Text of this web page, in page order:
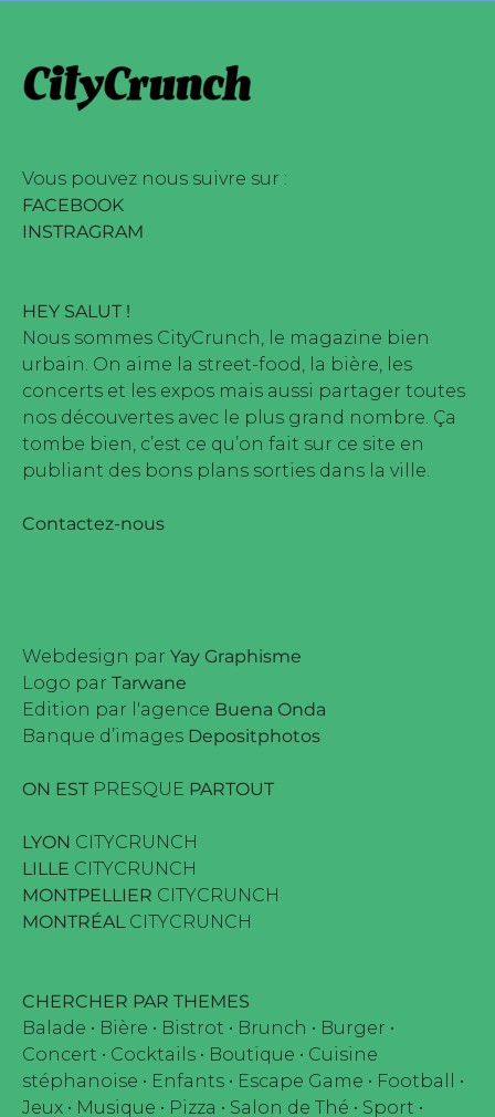
déposée • Tous droits
par Buena Onda Web •
Vous pouvez nous suivre sur :
FACEBOOK
INSTRAGRAM
HEY SALUT !
Nous sommes CityCrunch, le magazine bien
urbain. On aime la street-food, la bière, les
concerts et les expos mais aussi partager toutes
nos découvertes avec le plus grand nombre. Ça
tombe bien, c’est ce qu’on fait sur ce site en
publiant des bons plans sorties dans la ville.
Contactez-nous
Webdesign par Yay Graphisme
Logo par Tarwane
Edition par l'agence Buena Onda
Banque d’images Depositphotos
ON EST PRESQUE PARTOUT
LYON CITYCRUNCH
LILLE CITYCRUNCH
MONTPELLIER CITYCRUNCH
MONTRÉALCITYCRUNCH
CHERCHER PAR THEMES
Balade • Bière • Bistrot • Brunch • Burger •
Concert • Cocktails • Boutique • Cuisine
stéphanoise • Enfants • Escape Game • Football
•
Jeux • Musique • Pizza • Salon de Thé • Sport •